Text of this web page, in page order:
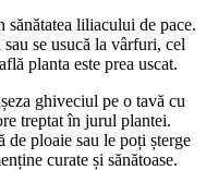
liliacului de pace.
se usucă la vârfuri, cel
planta este prea uscat.
ghiveciul pe o tavă cu
treptat în jurul plantei.
ploaie sau le poți șterge
curate și sănătoase.